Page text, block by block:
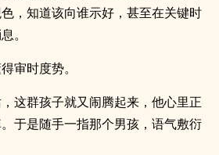
，知道该向谁示好，甚至在关键时
。
审时度势。
这群孩子就又闹腾起来，他心里正
于是随手一指那个男孩，语气敷衍